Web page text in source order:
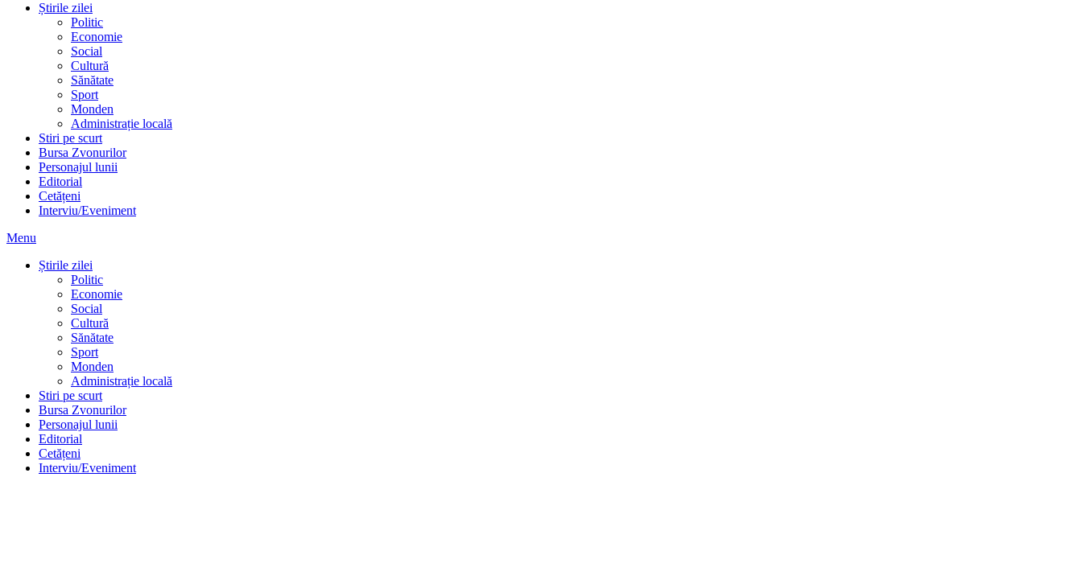
Știrile zilei
Politic
Economie
Social
Cultură
Sănătate
Sport
Monden
Administrație locală
Stiri pe scurt
Bursa Zvonurilor
Personajul lunii
Editorial
Cetățeni
Interviu/Eveniment
Menu
Știrile zilei
Politic
Economie
Social
Cultură
Sănătate
Sport
Monden
Administrație locală
Stiri pe scurt
Bursa Zvonurilor
Personajul lunii
Editorial
Cetățeni
Interviu/Eveniment